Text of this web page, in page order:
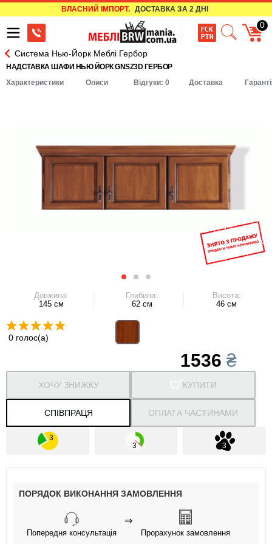
ВЛАСНИЙ ІМПОРТ. ДОСТАВКА ЗА 2 ДНІ
0
Система Нью-Йорк Меблі Гербор
НАДСТАВКА ШАФИ НЬЮ ЙОРК GNSZ3D ГЕРБОР
Характеристики
Описи Відгуки: 0 Доставка
Довжина:
145 см
Глибина:
62 см
Висота:
46 см
0 голос(а)
1536₴
КУПИТИ
СПІВПРАЦЯ
ХОЧУ ЗНИЖКУ
ОПЛАТА ЧАСТИНАМИ
ПОРЯДОК ВИКОНАННЯ ЗАМОВЛЕННЯ
Попередня консультація
⇒
Прорахунок замовлення